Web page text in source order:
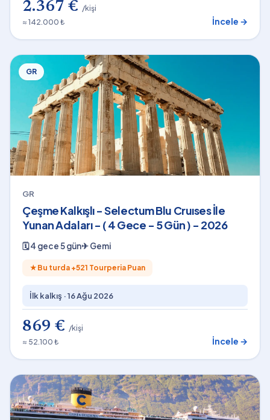
2.367 € /kişi
≈ 142.000 ₺
İncele →
GR
GR
Çeşme Kalkışlı - Selectum Blu Cruıses İle
Yunan Adaları - ( 4 Gece - 5 Gün ) - 2026
🗓4 gece 5 gün✈Gemi
★ Bu turda +521 Tourperia Puan
İlk kalkış ·16 Ağu 2026
869 € /kişi
≈ 52.100 ₺
İncele →